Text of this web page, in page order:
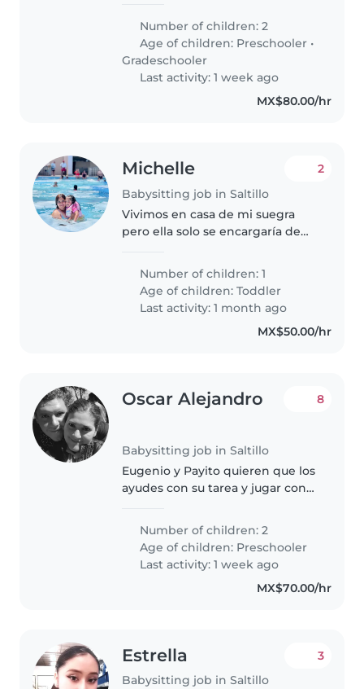
primaria y otro de 2 años.
Estamos buscando a una
persona que pueda vivir con
nosotros..
Number of children: 2
Age of children: Preschooler •
Gradeschooler
Last activity: 1 week ago
MX$80.00/hr
Michelle
Babysitting job in Saltillo
2
Vivimos en casa de mi suegra
pero ella solo se encargaría de
Number of children: 1
Age of children:Toddler
Last activity: 1 month ago
MX$50.00/hr
Oscar Alejandro
Babysitting job in Saltillo
8
Eugenio y Payito quieren que los
ayudes con su tarea y jugar con
Number of children: 2
Age of children: Preschooler
Last activity: 1 week ago
MX$70.00/hr
Estrella
Babysitting job in Saltillo
3